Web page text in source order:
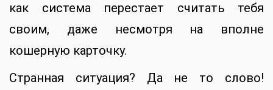
как система перестает считать тебя
своим, даже несмотря на вполне
кошерную карточку.
Странная ситуация? Да не то слово!